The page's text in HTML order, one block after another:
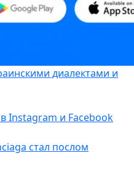
диалектами и
Instagram и Facebook
стал послом